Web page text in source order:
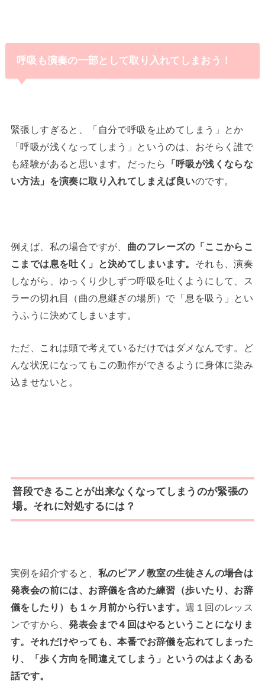
呼吸も演奏の一部として取り入れてしまおう！
緊張しすぎると、「自分で呼吸を止めてしまう」とか
「呼吸が浅くなってしまう」というのは、おそらく誰で
も経験があると思います。だったら
「呼吸が浅くならな
い方法」を演奏に取り入れてしまえば良いのです。
例えば、私の場合ですが、 曲のフレーズの「ここからこ
こまでは息を吐く」と決めてしまいます。 それも、演奏
しながら、ゆっくり少しずつ呼吸を吐くようにして、ス
ラーの切れ目（曲の息継ぎの場所）で「息を吸う」とい
うふうに決めてしまいます。
ただ、これは頭で考えているだけではダメなんです。ど
んな状況になってもこの動作ができるように身体に染み
込ませないと。
普段できることが出来なくなってしまうのが緊張の
場。それに対処するには？
実例を紹介すると、 私のピアノ教室の生徒さんの場合は
発表会の前には、お辞儀を含めた練習（歩いたり、お辞
儀をしたり）も１ヶ月前から行います。週１回のレッス
ンですから、発表会まで４回はやるということになりま
す。それだけやっても、本番でお辞儀を忘れてしまった
り、「歩く方向を間違えてしまう」というのはよくある
話です。